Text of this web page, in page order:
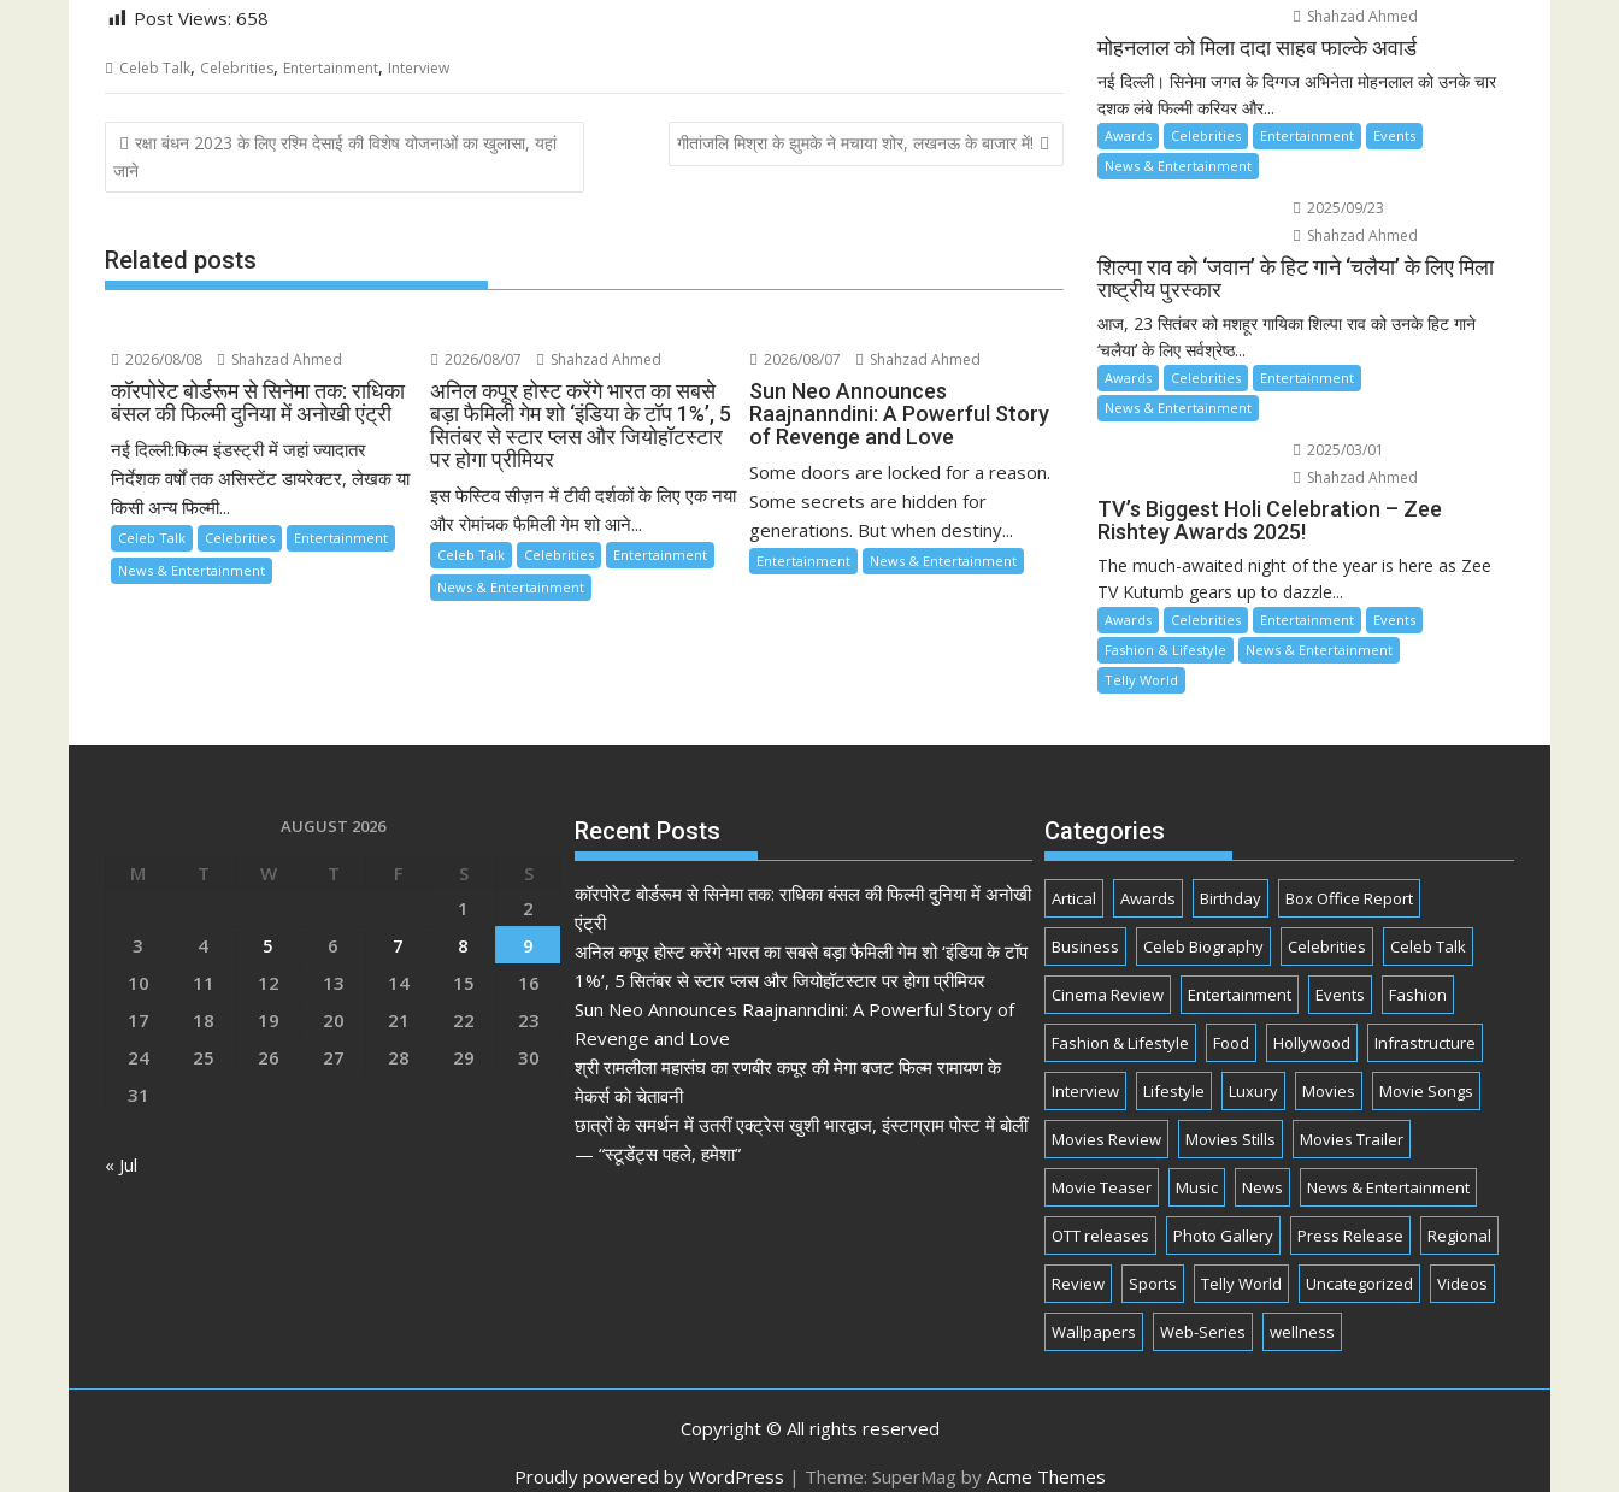
Post Views: 658
Celeb Talk, Celebrities, Entertainment, Interview
Post
navigation
रक्षा बंधन 2023 के लिए रश्मि देसाई की विशेष योजनाओं का खुलासा, यहां
जाने
गीतांजलि मिश्रा के झुमके ने मचाया शोर, लखनऊ के बाजार में!
Related posts
2026/08/08 Shahzad Ahmed
कॉरपोरेट बोर्डरूम से सिनेमा तक: राधिका
बंसल की फिल्मी दुनिया में अनोखी एंट्री
नई दिल्ली:फिल्म इंडस्ट्री में जहां ज्यादातर
निर्देशक वर्षों तक असिस्टेंट डायरेक्टर, लेखक या
किसी अन्य फिल्मी...
Celeb Talk Celebrities
Entertainment
News & Entertainment
2026/08/07 Shahzad Ahmed
अनिल कपूर होस्ट करेंगे भारत का सबसे
बड़ा फैमिली गेम शो ‘इंडिया के टॉप 1%’, 5
सितंबर से स्टार प्लस और जियोहॉटस्टार
पर होगा प्रीमियर
इस फेस्टिव सीज़न में टीवी दर्शकों के लिए एक नया
और रोमांचक फैमिली गेम शो आने...
Celeb Talk Celebrities
Entertainment
News & Entertainment
2026/08/07 Shahzad Ahmed
Sun Neo Announces
Raajnanndini: A Powerful Story
of Revenge and Love
Some doors are locked for a reason.
Some secrets are hidden for
generations. But when destiny...
Entertainment News & Entertainment
Shahzad Ahmed
मोहनलाल को मिला दादा साहब फाल्के अवार्ड
नई दिल्ली। सिनेमा जगत के दिग्गज अभिनेता मोहनलाल को उनके चार
दशक लंबे फिल्मी करियर और...
Awards Celebrities Entertainment
Events
News & Entertainment
2025/09/23
Shahzad Ahmed
शिल्पा राव को ‘जवान’ के हिट गाने ‘चलैया’ के लिए मिला
राष्ट्रीय पुरस्कार
आज, 23 सितंबर को मशहूर गायिका शिल्पा राव को उनके हिट गाने
‘चलैया’ के लिए सर्वश्रेष्ठ...
Awards Celebrities
Entertainment
News & Entertainment
2025/03/01
Shahzad Ahmed
TV’s Biggest Holi Celebration – Zee
Rishtey Awards 2025!
The much-awaited night of the year is here as Zee
TV Kutumb gears up to dazzle...
Awards Celebrities Entertainment
Events
Fashion & Lifestyle
News & Entertainment
Telly World
AUGUST 2026
M T W T F S
S
1
2
3
4 5 6 7 8
9
10
11 12 13 14 15
16
17
18 19 20 21 22
23
24
25 26 27 28 29
30
31
« Jul
Recent Posts
कॉरपोरेट बोर्डरूम से सिनेमा तक: राधिका बंसल की फिल्मी दुनिया में अनोखी
एंट्री
अनिल कपूर होस्ट करेंगे भारत का सबसे बड़ा फैमिली गेम शो ‘इंडिया के टॉप
1%’, 5 सितंबर से स्टार प्लस और जियोहॉटस्टार पर होगा प्रीमियर
Sun Neo Announces Raajnanndini: A Powerful Story of
Revenge and Love
श्री रामलीला महासंघ का रणबीर कपूर की मेगा बजट फिल्म रामायण के
मेकर्स को चेतावनी
छात्रों के समर्थन में उतरीं एक्ट्रेस खुशी भारद्वाज, इंस्टाग्राम पोस्ट में बोलीं
— “स्टूडेंट्स पहले, हमेशा”
Categories
Artical Awards Birthday Box Office Report
Business Celeb Biography Celebrities Celeb Talk
Cinema Review Entertainment Events Fashion
Fashion & Lifestyle Food Hollywood Infrastructure
Interview Lifestyle Luxury Movies Movie Songs
Movies Review Movies Stills Movies Trailer
Movie Teaser Music News News & Entertainment
OTT releases Photo Gallery Press Release Regional
Review Sports Telly World Uncategorized Videos
Wallpapers Web-Series wellness
Copyright © All rights reserved
Proudly powered by WordPress | Theme: SuperMag by Acme Themes